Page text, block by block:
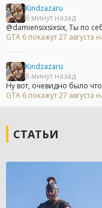
Kindzazaru
6 минут назад
@damiensixsixsix, Ты по
GTA 6 покажут 27 августа
Kindzazaru
8 минут назад
Ну вот, очевидно было
GTA 6 покажут 27 августа
СТАТЬИ